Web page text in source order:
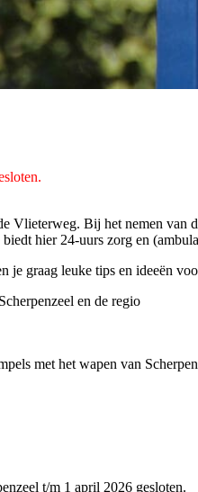
Vlieterweg. Bij het nemen
hier 24-uurs zorg en
je graag leuke tips en ideeën
en de regio
met het wapen van
t/m 1 april 2026 gesloten.